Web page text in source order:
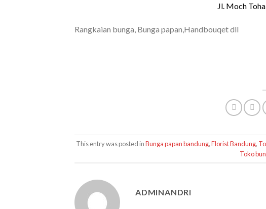
Jl. Moch
Rangkaian bunga, Bunga papan,Handbouqet dll
This entry was posted inBunga papan bandung,Florist Bandung,
Toko
ADMINANDRI